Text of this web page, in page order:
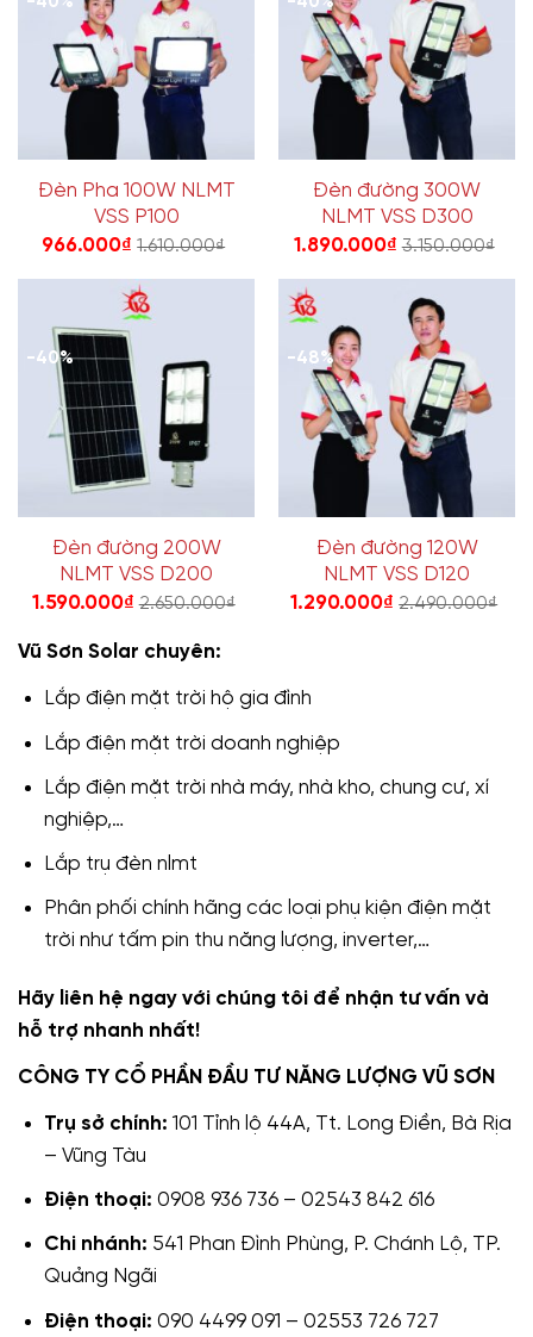
Đèn Pha 100W NLMT
VSS P100
966.000₫ 1.610.000₫
Đèn đường 300W
NLMT VSS D300
1.890.000₫ 3.150.000₫
-40%
Đèn đường 200W
NLMT VSS D200
1.590.000₫ 2.650.000₫
-48%
Đèn đường 120W
NLMT VSS D120
1.290.000₫ 2.490.000₫
Vũ Sơn Solar chuyên:
Lắp điện mặt trời hộ gia đình
Lắp điện mặt trời doanh nghiệp
Lắp điện mặt trời nhà máy, nhà kho, chung cư, xí
nghiệp,…
Lắp trụ đèn nlmt
Phân phối chính hãng các loại phụ kiện điện mặt
trời như tấm pin thu năng lượng, inverter,…
Hãy liên hệ ngay với chúng tôi để nhận tư vấn và
hỗ trợ nhanh nhất!
CÔNG TY CỔ PHẦN ĐẦU TƯ NĂNG LƯỢNG VŨ SƠN
Trụ sở chính: 101 Tỉnh lộ 44A, Tt. Long Điền, Bà Rịa
– Vũng Tàu
Điện thoại: 0908 936 736 – 02543 842 616
Chi nhánh: 541 Phan Đình Phùng, P. Chánh Lộ, TP.
Quảng Ngãi
Điện thoại: 090 4499 091 – 02553 726 727